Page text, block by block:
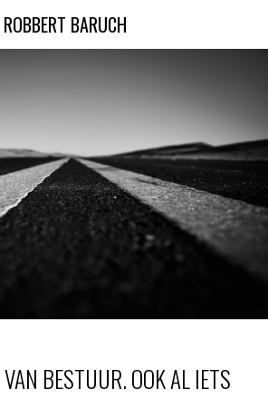
ROBBERT BARUCH
BESTUUR. OOK AL IETS